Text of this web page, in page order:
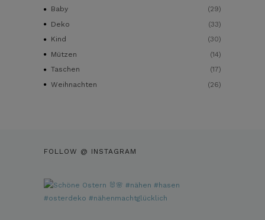
Baby
(29)
Deko
(33)
Kind
(30)
Mützen
(14)
Taschen
(17)
Weihnachten
(26)
FOLLOW @ INSTAGRAM